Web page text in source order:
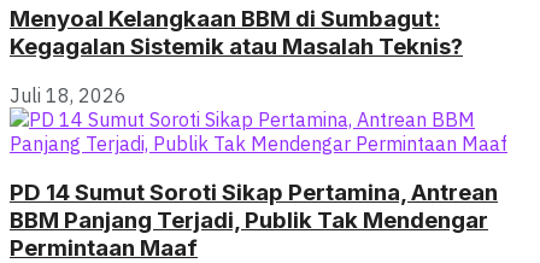
Menyoal Kelangkaan BBM di Sumbagut:
Kegagalan Sistemik atau Masalah Teknis?
Juli 18, 2026
PD 14 Sumut Soroti Sikap Pertamina, Antrean
BBM Panjang Terjadi, Publik Tak Mendengar
Permintaan Maaf